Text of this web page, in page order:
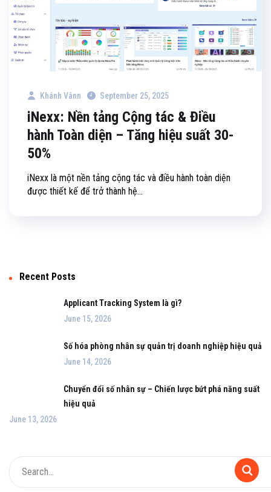
Khánh Vânn September 25, 2025
iNexx: Nền tảng Cộng tác & Điều
hành Toàn diện – Tăng hiệu suất 30-
50%
iNexx là một nền tảng cộng tác và điều hành toàn diện
được thiết kế để trở thành hệ...
Recent Posts
Applicant Tracking System là gì?
June 15, 2026
Số hóa phòng nhân sự quản trị doanh nghiệp hiệu quả
June 14, 2026
Chuyển đổi số nhân sự – Chiến lược bứt phá năng suất
hiệu quả
June 13, 2026